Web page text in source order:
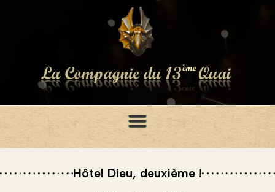
Hôtel Dieu, deuxième !